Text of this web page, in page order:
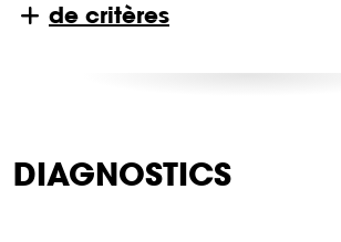
de critères
DIAGNOSTICS